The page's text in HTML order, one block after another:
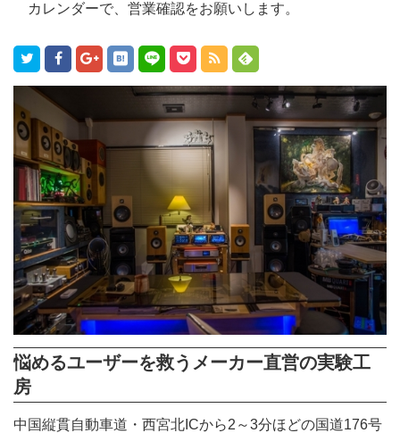
カレンダーで、営業確認をお願いします。
悩めるユーザーを救うメーカー直営の実験工
房
中国縦貫自動車道・西宮北ICから2～3分ほどの国道176号